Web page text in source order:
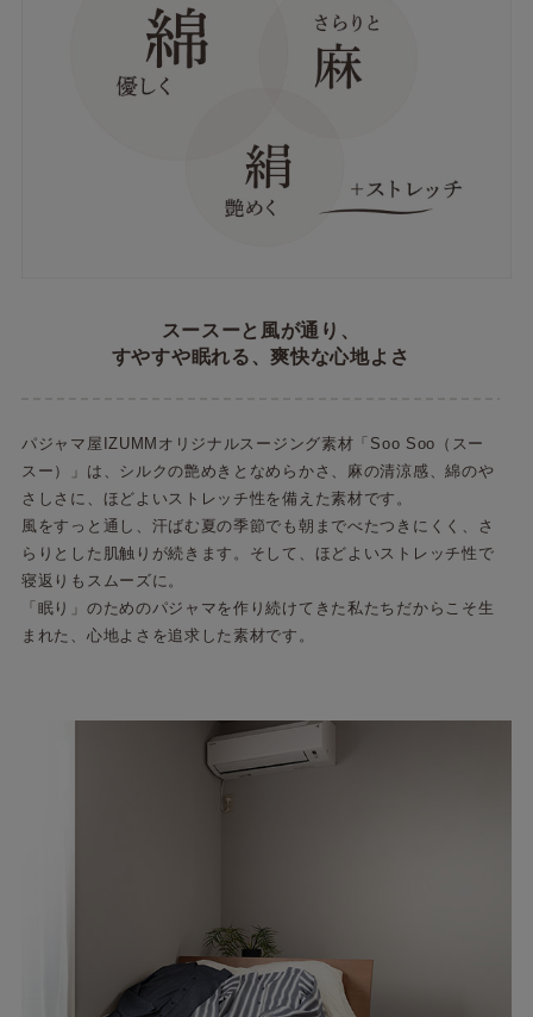
スースーと風が通り、
すやすや眠れる、爽快な心地よさ
パジャマ屋IZUMMオリジナルスージング素材「Soo Soo（スー
スー）」は、シルクの艶めきとなめらかさ、麻の清涼感、綿のや
さしさに、ほどよいストレッチ性を備えた素材です。
風をすっと通し、汗ばむ夏の季節でも朝までべたつきにくく、さ
らりとした肌触りが続きます。そして、ほどよいストレッチ性で
寝返りもスムーズに。
「眠り」のためのパジャマを作り続けてきた私たちだからこそ生
まれた、心地よさを追求した素材です。